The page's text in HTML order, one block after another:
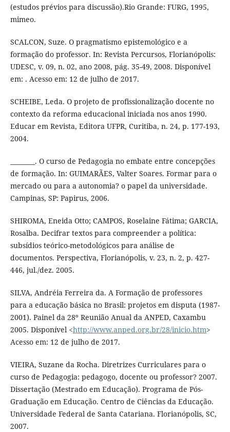
(estudos prévios para discussão).Rio Grande: FURG, 1995,
mimeo.
SCALCON, Suze. O pragmatismo epistemológico e a
formação do professor. In: Revista Percursos, Florianópolis:
UDESC, v. 09, n. 02, ano 2008, pág. 35-49, 2008. Disponível
em: . Acesso em: 12 de julho de 2017.
SCHEIBE, Leda. O projeto de profissionalização docente no
contexto da reforma educacional iniciada nos anos 1990.
Educar em Revista, Editora UFPR, Curitiba, n. 24, p. 177-193,
2004.
________. O curso de Pedagogia no embate entre concepções
de formação. In: GUIMARÃES, Valter Soares. Formar para o
mercado ou para a autonomia? o papel da universidade.
Campinas, SP: Papirus, 2006.
SHIROMA, Eneida Otto; CAMPOS, Roselaine Fátima; GARCIA,
Rosalba. Decifrar textos para compreender a política:
subsídios teórico-metodológicos para análise de
documentos. Perspectiva, Florianópolis, v. 23, n. 2, p. 427-
446, jul./dez. 2005.
SILVA, Andréia Ferreira da. A Formação de professores
para a educação básica no Brasil: projetos em disputa (1987-
2001). Painel da 28º Reunião Anual da ANPED, Caxambu
2005. Disponível <http://www.anped.org.br/28/inicio.htm>
Acesso em: 12 de julho de 2017.
VIEIRA, Suzane da Rocha. Diretrizes Curriculares para o
curso de Pedagogia: pedagogo, docente ou professor? 2007.
Dissertação (Mestrado em Educação). Programa de Pós-
Graduação em Educação. Centro de Ciências da Educação.
Universidade Federal de Santa Catariana. Florianópolis, SC,
2007.